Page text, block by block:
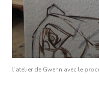
l’atelier de Gwenn avec le